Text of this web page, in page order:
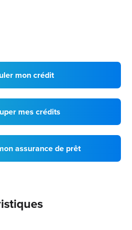
mon crédit
mes crédits
assurance de prêt